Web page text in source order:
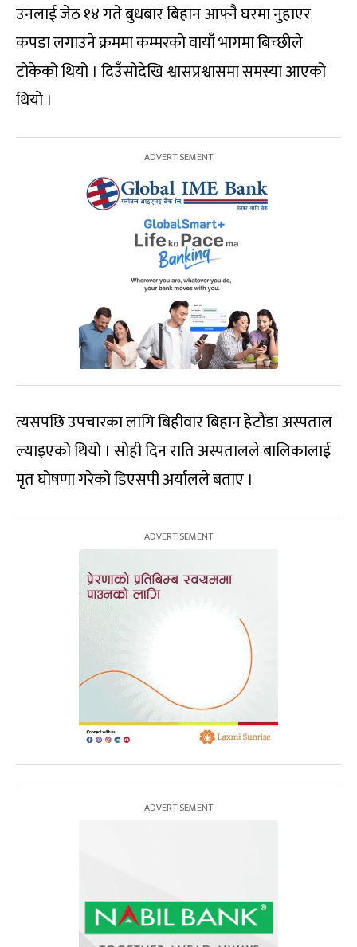
उनलाई जेठ १४ गते बुधबार बिहान आफ्नै घरमा नुहाएर
कपडा लगाउने क्रममा कम्मरको वायाँ भागमा बिच्छीले
टोकेको थियो । दिउँसोदेखि श्वासप्रश्वासमा समस्या आएको
थियो ।
त्यसपछि उपचारका लागि बिहीवार बिहान हेटौंडा अस्पताल
ल्याइएको थियो । सोही दिन राति अस्पतालले बालिकालाई
मृत घोषणा गरेको डिएसपी अर्यालले बताए ।